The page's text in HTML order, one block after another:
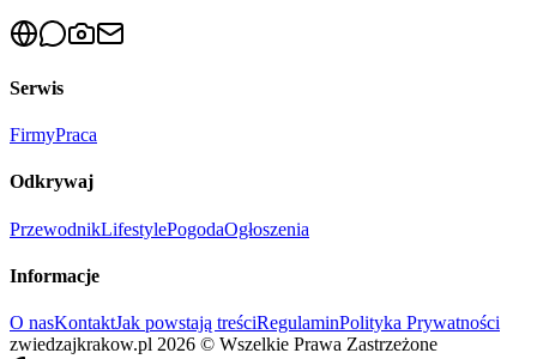
Serwis
FirmyPraca
Odkrywaj
PrzewodnikLifestylePogodaOgłoszenia
Informacje
O nasKontaktJak powstają treściRegulaminPolityka Prywatności
zwiedzajkrakow.pl 2026 © Wszelkie Prawa Zastrzeżone